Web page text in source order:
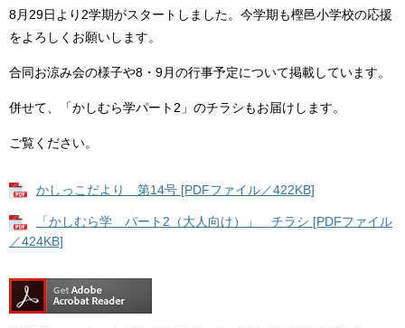
8月29日より2学期がスタートしました。今学期も樫邑小学校の応援
をよろしくお願いします。
合同お涼み会の様子や8・9月の行事予定について掲載しています。
併せて、「かしむら学パート2」のチラシもお届けします。
ご覧ください。
かしっこだより 第14号 [PDFファイル／422KB]
「かしむら学 パート2（大人向け）」 チラシ [PDFファイル
／424KB]